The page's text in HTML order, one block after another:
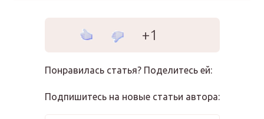
+1
Понравилась статья? Поделитесь ей:
Подпишитесь на новые статьи автора: